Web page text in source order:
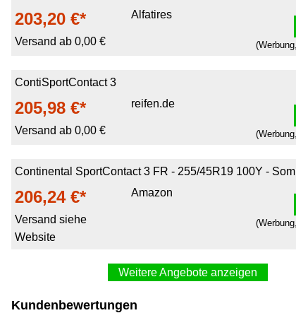
203,20 €*
Versand ab 0,00 €
Alfatires
ContiSportContact 3
205,98 €*
Versand ab 0,00 €
reifen.de
Continental SportContact 3 FR - 255/45R19 100Y -
206,24 €*
Versand siehe
Website
Amazon
Weitere Angebote anzeigen
Kundenbewertungen